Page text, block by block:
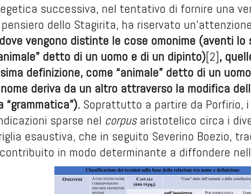
successiva, nel tentativo di fornire una
dello Stagirita, ha riservato
vengono distinte le cose omonime (aventi
detto di un uomo e di un dipinto)[2],
definizione, come “animale” detto di un
deriva da un altro attraverso la modifica
“grammatica”). Soprattutto a partire da Porfirio,
sparse nel corpusaristotelico circa i
esaustiva, che in seguito Severino Boezio,
in modo determinante a diffondere